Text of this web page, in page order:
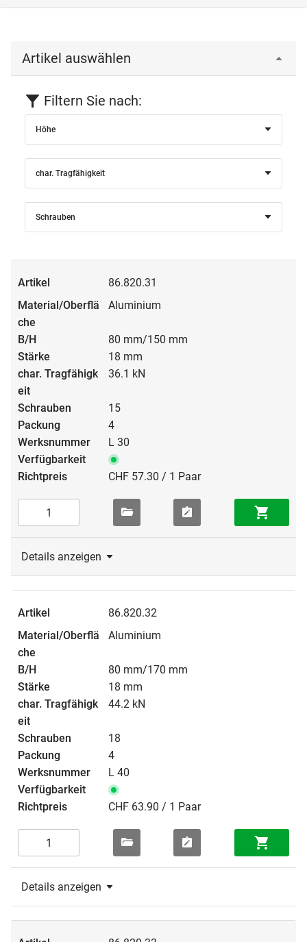
Artikel auswählen
Filtern Sie nach:
Höhe
char. Tragfähigkeit
Schrauben
86.820.31
Aluminium
80 mm/150 mm
18 mm
36.1 kN
15
4
L 30
CHF 57.30 / 1 Paar
Details anzeigen
86.820.32
Aluminium
80 mm/170 mm
18 mm
44.2 kN
18
4
L 40
CHF 63.90 / 1 Paar
Details anzeigen